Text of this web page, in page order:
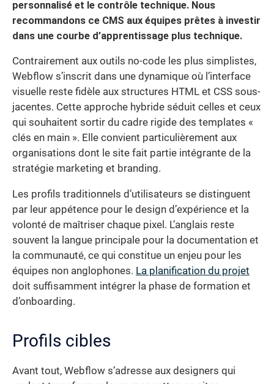
personnalisé et le contrôle technique. Nous
recommandons ce CMS aux équipes prêtes à investir
dans une courbe d’apprentissage plus technique.
Contrairement aux outils no-code les plus simplistes,
Webflow s’inscrit dans une dynamique où l’interface
visuelle reste fidèle aux structures HTML et CSS sous-
jacentes. Cette approche hybride séduit celles et ceux
qui souhaitent sortir du cadre rigide des templates «
clés en main ». Elle convient particulièrement aux
organisations dont le site fait partie intégrante de la
stratégie marketing et branding.
Les profils traditionnels d’utilisateurs se distinguent
par leur appétence pour le design d’expérience et la
volonté de maîtriser chaque pixel. L’anglais reste
souvent la langue principale pour la documentation et
la communauté, ce qui constitue un enjeu pour les
équipes non anglophones. La planification du projet
doit suffisamment intégrer la phase de formation et
d’onboarding.
Profils cibles
Avant tout, Webflow s’adresse aux designers qui